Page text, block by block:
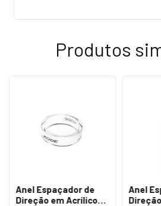
Produtos
Anel Espaçador de
Direção em Acrílico
Anel